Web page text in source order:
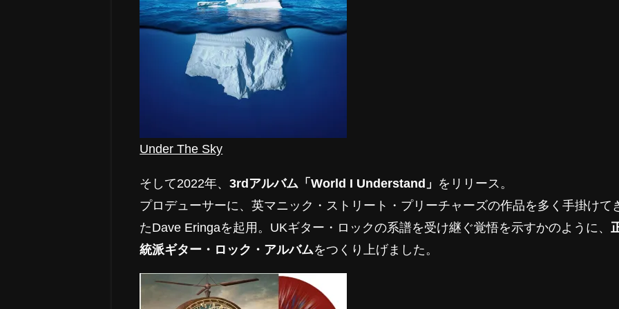
Under The Sky
そして2022年、3rdアルバム「World I Understand」 をリリース。
プロデューサーに、英マニック・ストリート・プリーチャーズの作品を多く手掛けて
たDave Eringaを起用。UKギター・ロックの系譜を受け継ぐ覚悟を示すかのように、
統派ギター・ロック・アルバムをつくり上げました。